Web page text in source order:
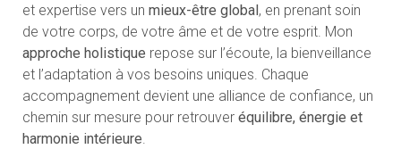
et expertise vers un mieux-être global, en prenant soin
de votre corps, de votre âme et de votre esprit. Mon
approche holistique repose sur l’écoute, la bienveillance
et l’adaptation à vos besoins uniques. Chaque
accompagnement devient une alliance de confiance, un
chemin sur mesure pour retrouver équilibre, énergie et
harmonie intérieure.